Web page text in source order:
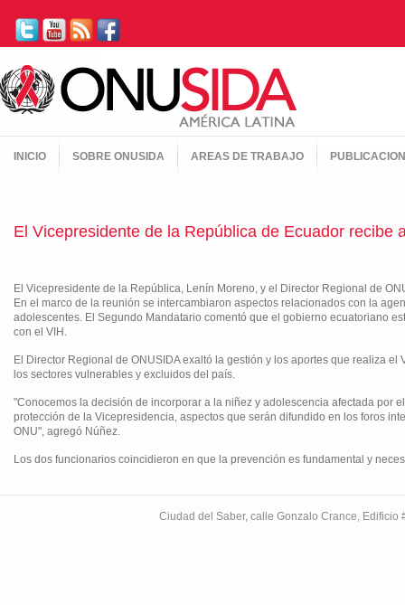
INICIO SOBRE ONUSIDA AREAS DE TRABAJO
El Vicepresidente de la República de Ecuador recibe
El Vicepresidente de la República, Lenín Moreno, y el Director Regional de
En el marco de la reunión se intercambiaron aspectos relacionados con la
adolescentes. El Segundo Mandatario comentó que el gobierno ecuatoriano
con el VIH.
El Director Regional de ONUSIDA exaltó la gestión y los aportes que realiza
los sectores vulnerables y excluidos del país.
"Conocemos la decisión de incorporar a la niñez y adolescencia afectada por
protección de la Vicepresidencia, aspectos que serán difundido en los foros
ONU", agregó Núñez.
Los dos funcionarios coincidieron en que la prevención es fundamental y
Ciudad del Saber, calle Gonzalo Crance,